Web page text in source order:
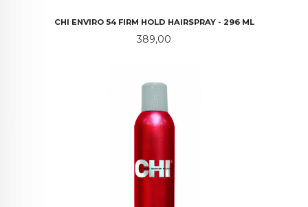
CHI ENVIRO 54 FIRM HOLD HAIRSPRAY - 296 ML
Pris
389,00